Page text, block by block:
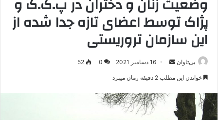
وضعیت زنان و دختران در پ.ک.ک و
پژاک توسط اعضای تازه جدا شده از
این سازمان تروریستی
بی‌تاوان
ر
ا
16 دسامبر 2021 0
52
خواندن این مطلب 2 دقیقه زمان میبرد